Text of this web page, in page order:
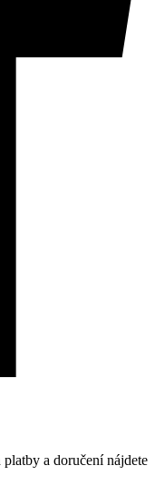
a doručení nájdete